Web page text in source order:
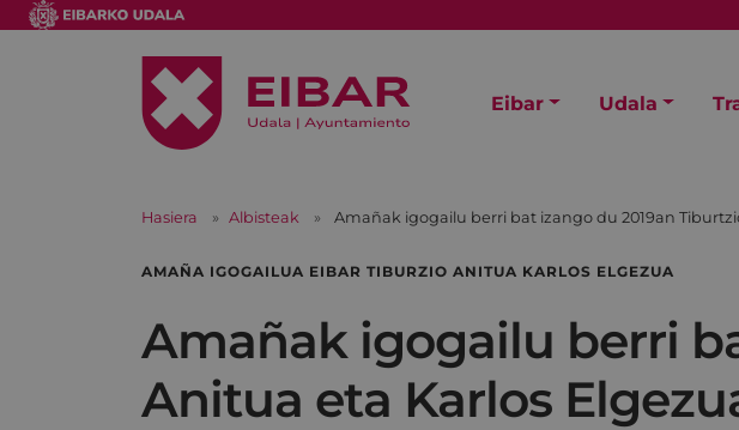
Eibar Udala
Hasiera Albisteak Amañak igogailu berri bat izango du 2019an
AMAÑA IGOGAILUA EIBAR TIBURZIO ANITUA KARLOS ELGEZUA
Amañak igogailu berri
Anitua eta Karlos